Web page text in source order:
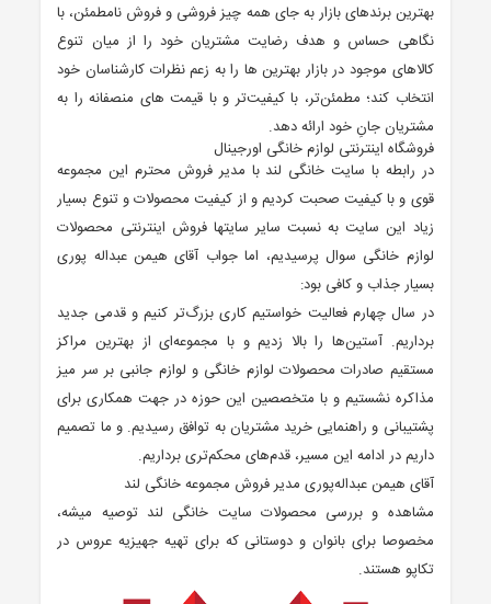
بهترین برندهای بازار به جای همه چیز فروشی و فروش نامطمئن، با
نگاهی حساس و هدف رضایت مشتریان خود را از میان تنوع
کالاهای موجود در بازار بهترین ها را به زعم نظرات کارشناسان خود
انتخاب کند؛ مطمئن‌تر، با کیفیت‌تر و با قیمت های منصفانه را به
مشتریان جانِ خود ارائه دهد.
فروشگاه اینترنتی لوازم خانگی اورجینال
در رابطه با سایت خانگی لند با مدیر فروش محترم این مجموعه
قوی و با کیفیت صحبت کردیم و از کیفیت محصولات و تنوع بسیار
زیاد این سایت به نسبت سایر سایتها فروش اینترنتی محصولات
لوازم خانگی سوال پرسیدیم، اما جواب آقای هیمن عبداله پوری
بسیار جذاب و کافی بود:
در سال چهارم فعالیت خواستیم کاری بزرگ‌تر کنیم و قدمی جدید
برداریم. آستین‌ها را بالا زدیم و با مجموعه‌ای از بهترین مراکز
مستقیم صادرات محصولات لوازم خانگی و لوازم جانبی بر سر میز
مذاکره نشستیم و با متخصصین این حوزه در جهت همکاری برای
پشتیبانی و راهنمایی خرید مشتریان به توافق رسیدیم. و ما تصمیم
داریم در ادامه این مسیر، قدم‌های محکم‌تری برداریم.
آقای هیمن عبداله‌پوری مدیر فروش مجموعه خانگی لند
مشاهده و بررسی محصولات سایت خانگی لند توصیه میشه،
مخصوصا برای بانوان و دوستانی که برای تهیه جهیزیه عروس در
تکاپو هستند.